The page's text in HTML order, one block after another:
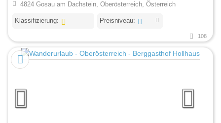
4824 Gosau am Dachstein, Oberösterreich, Österreich
Klassifizierung: Preisniveau:
108